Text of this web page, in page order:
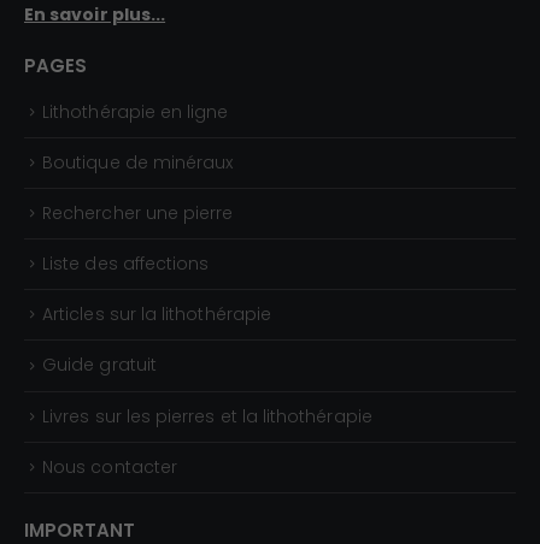
En savoir plus...
PAGES
Lithothérapie en ligne
Boutique de minéraux
Rechercher une pierre
Liste des affections
Articles sur la lithothérapie
Guide gratuit
Livres sur les pierres et la lithothérapie
Nous contacter
IMPORTANT